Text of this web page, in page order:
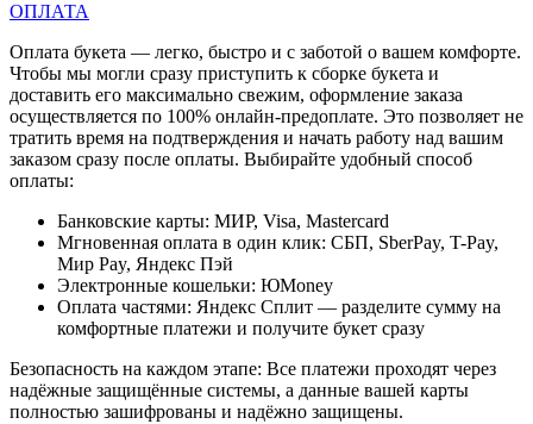
ОПЛАТА
Оплата букета — легко, быстро и с заботой о вашем комфорте.
Чтобы мы могли сразу приступить к сборке букета и
доставить его максимально свежим, оформление заказа
осуществляется по 100% онлайн-предоплате. Это позволяет не
тратить время на подтверждения и начать работу над вашим
заказом сразу после оплаты. Выбирайте удобный способ
оплаты:
Банковские карты: МИР, Visa, Mastercard
Мгновенная оплата в один клик: СБП, SberPay, T-Pay,
Мир Pay, Яндекс Пэй
Электронные кошельки: ЮMoney
Оплата частями: Яндекс Сплит — разделите сумму на
комфортные платежи и получите букет сразу
Безопасность на каждом этапе: Все платежи проходят через
надёжные защищённые системы, а данные вашей карты
полностью зашифрованы и надёжно защищены.